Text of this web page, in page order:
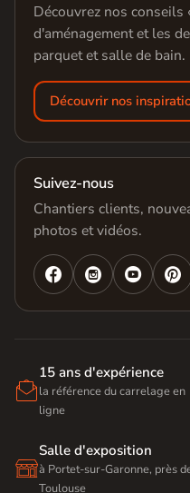
Découvrez nos conseils
d'aménagement et les
parquet et salle de bain.
Découvrir nos
Suivez-nous
Chantiers clients,
photos et vidéos.
   

15 ans d'expérience
la référence du carrelage en
ligne

Salle d'exposition
à Portet-sur-Garonne, près
Toulouse